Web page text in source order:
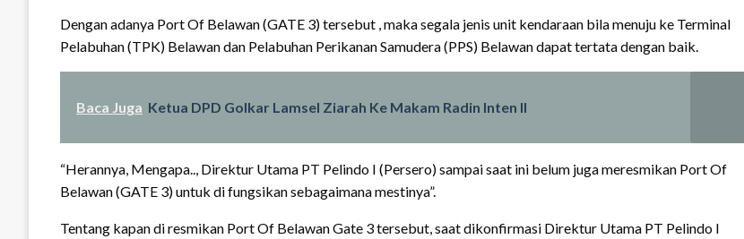
Dengan adanya Port Of Belawan (GATE 3) tersebut , maka segala jenis unit kendaraan bila menuju ke Terminal
Pelabuhan (TPK) Belawan dan Pelabuhan Perikanan Samudera (PPS) Belawan dapat tertata dengan baik.
Baca Juga Ketua DPD Golkar Lamsel Ziarah Ke Makam Radin Inten II
“Herannya, Mengapa.., Direktur Utama PT Pelindo I (Persero) sampai saat ini belum juga meresmikan Port Of
Belawan (GATE 3) untuk di fungsikan sebagaimana mestinya”.
Tentang kapan di resmikan Port Of Belawan Gate 3 tersebut, saat dikonfirmasi Direktur Utama PT Pelindo I